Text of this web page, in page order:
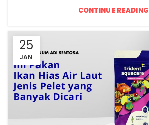
CONTINUE READING
25
JAN